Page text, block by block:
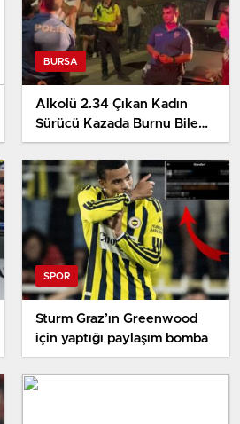
BURSA
Alkolü 2.34 Çıkan Kadın
Sürücü Kazada Burnu Bile
Kanamadı, ‘Sanane’ Dedi
SPOR
Sturm Graz’ın Greenwood
için yaptığı paylaşım bomba